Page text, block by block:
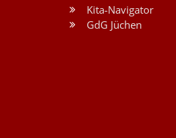
Kita-Navigator
GdG Jüchen